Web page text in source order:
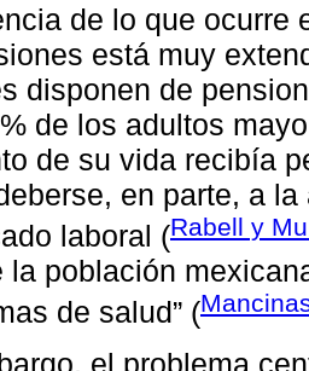
de lo que ocurre
está muy
disponen de
de los adultos
de su vida recibía
en parte, a
laboral (Rabell y
la población
de salud” (
el problema